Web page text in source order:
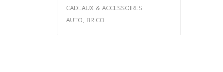
CADEAUX & ACCESSOIRES
AUTO, BRICO